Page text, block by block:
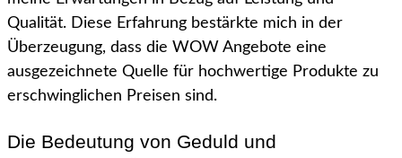
Qualität. Diese Erfahrung bestärkte mich in der
Überzeugung, dass die WOW Angebote eine
ausgezeichnete Quelle für hochwertige Produkte zu
erschwinglichen Preisen sind.
Die Bedeutung von Geduld und